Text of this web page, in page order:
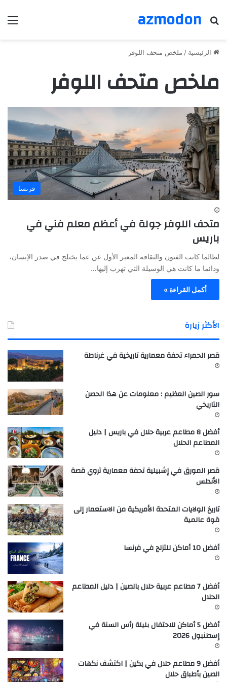
azmodon
بحث عن
الرئيسية / ملخص متحف اللوفر
ملخص متحف اللوفر
فرنسا
متحف اللوفر جولة في أعظم معلم فني في
باريس
لطالما كانت الفنون والثقافة المعبر الأول عن عما يختلج في صدر الإنسان،
ودائما ما كانت هي الوسيلة التي تهرب إليها…
أكمل القراءة »
الأكثر زيارة
قصر الحمراء تحفة معمارية تاريخية في غرناطة
سور الصين العظيم : معلومات عن هذا الحصن
التاريخي
أفضل 8 مطاعم عربية حلال في باريس | دليل
المطاعم الحلال
قصر المورق في إشبيلية تحفة معمارية تروي قصة
الأندلس
تاريخ الولايات المتحدة الأمريكية من الاستعمار إلى
قوة عالمية
أفضل 10 أماكن للتزلج في فرنسا
أفضل 7 مطاعم عربية حلال بالصين | دليل المطاعم
الحلال
أفضل 5 أماكن للاحتفال بليلة رأس السنة في
إسطنبول 2026
أفضل 9 مطاعم حلال في بكين | اكتشف نكهات
الصين بأطباق حلال